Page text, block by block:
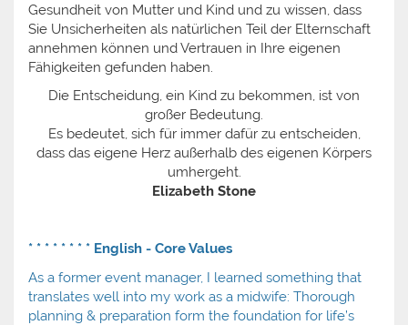
Gesundheit von Mutter und Kind und zu wissen, dass
Sie Unsicherheiten als natürlichen Teil der Elternschaft
annehmen können und Vertrauen in Ihre eigenen
Fähigkeiten gefunden haben.
Die Entscheidung, ein Kind zu bekommen, ist von
großer Bedeutung.
Es bedeutet, sich für immer dafür zu entscheiden,
dass das eigene Herz außerhalb des eigenen Körpers
umhergeht.
Elizabeth Stone
* * * * * * * * English - Core Values
As a former event manager, I learned something that
translates well into my work as a midwife: Thorough
planning & preparation form the foundation for life’s